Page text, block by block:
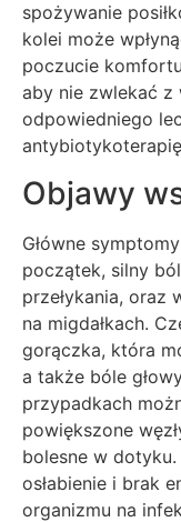
spożywanie
kolei może
poczucie
aby nie zwlekać z
odpowiedniego
Objawy
Główne
początek, silny
przełykania, oraz
na migdałkach.
gorączka, która
a także bóle
przypadkach
powiększone
bolesne w
osłabienie i brak
organizmu na